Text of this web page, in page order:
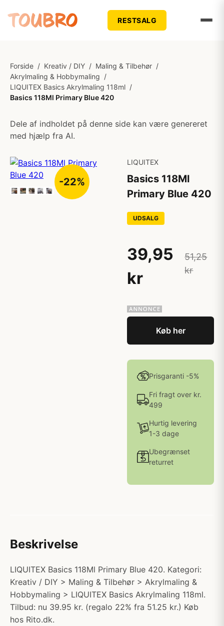
RESTSALG
Forside / Kreativ / DIY / Maling & Tilbehør /
Akrylmaling & Hobbymaling /
LIQUITEX Basics Akrylmaling 118ml /
Basics 118Ml Primary Blue 420
Dele af indholdet på denne side kan være genereret
med hjælp fra AI.
-22%
LIQUITEX
Basics 118Ml
Primary Blue 420
UDSALG
39,95
kr
51,25
kr
Køb her
Prisgaranti -5%
Fri fragt over kr.
499
Hurtig levering
1-3 dage
Ubegrænset
returret
Beskrivelse
LIQUITEX Basics 118Ml Primary Blue 420. Kategori:
Kreativ / DIY > Maling & Tilbehør > Akrylmaling &
Hobbymaling > LIQUITEX Basics Akrylmaling 118ml.
Tilbud: nu 39.95 kr. (regalo 22% fra 51.25 kr.) Køb
hos Rito.dk.